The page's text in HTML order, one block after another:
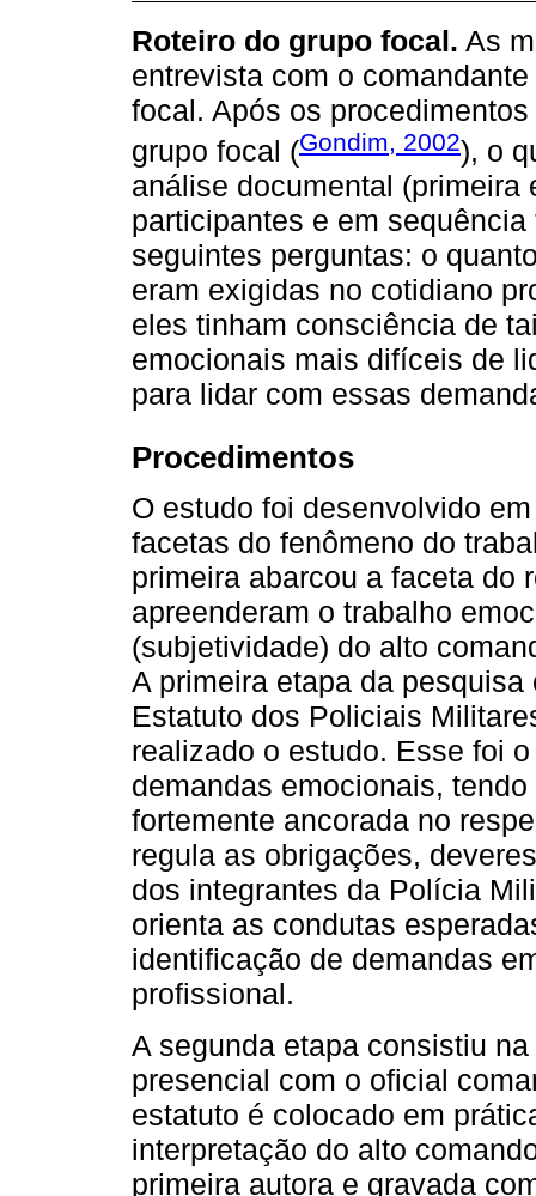
Roteiro do grupo focal. As
entrevista com o
focal. Após os
grupo focal (Gondim, 2002), o
análise documental (primeira
participantes e em
seguintes perguntas: o
eram exigidas no cotidiano
eles tinham consciência de
emocionais mais difíceis de
para lidar com essas
Procedimentos
O estudo foi desenvolvido
facetas do fenômeno do
primeira abarcou a faceta do
apreenderam o trabalho
(subjetividade) do alto
A primeira etapa da
Estatuto dos Policiais
realizado o estudo. Esse foi
demandas emocionais,
fortemente ancorada no
regula as obrigações,
dos integrantes da Polícia
orienta as condutas
identificação de demandas
profissional.
A segunda etapa consistiu
presencial com o oficial
estatuto é colocado em
interpretação do alto
primeira autora e gravada